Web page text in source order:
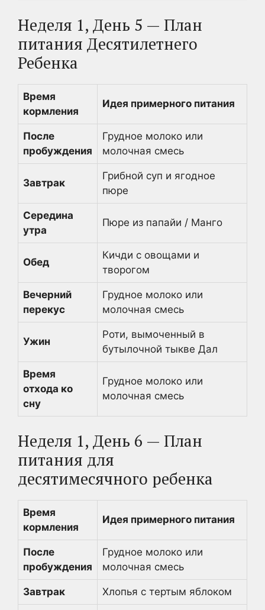
Неделя 1, День 5 — План
питания Десятилетнего
Ребенка
Время
кормления
Идея примерного питания
После
пробуждения
Грудное молоко или
молочная смесь
Завтрак
Грибной суп и ягодное
пюре
Середина
утра
Пюре из папайи / Манго
Обед
Кичди с овощами и
творогом
Вечерний
перекус
Грудное молоко или
молочная смесь
Ужин
Роти, вымоченный в
бутылочной тыкве Дал
Время
отхода ко
сну
Грудное молоко или
молочная смесь
Неделя 1, День 6 — План
питания для
десятимесячного ребенка
Время
кормления
Идея примерного питания
После
пробуждения
Грудное молоко или
молочная смесь
Завтрак Хлопья с тертым яблоком